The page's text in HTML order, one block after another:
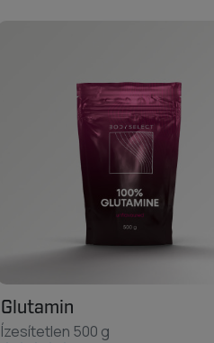
Glutamin
Ízesítetlen 500 g